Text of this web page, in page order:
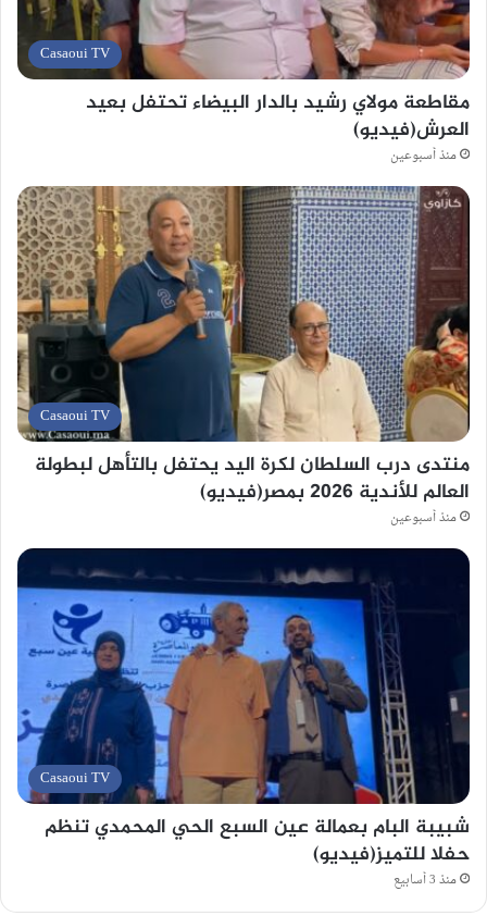
Casaoui TV
مقاطعة مولاي رشيد بالدار البيضاء تحتفل بعيد
العرش(فيديو)
منذ أسبوعين
Casaoui TV
منتدى درب السلطان لكرة اليد يحتفل بالتأهل لبطولة
العالم للأندية 2026 بمصر(فيديو)
منذ أسبوعين
Casaoui TV
شبيبة البام بعمالة عين السبع الحي المحمدي تنظم
حفلا للتميز(فيديو)
منذ 3 أسابيع